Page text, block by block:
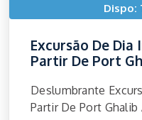
Dispo:
Excursão De
Partir De Port
Deslumbrante
Partir De Port Ghalib